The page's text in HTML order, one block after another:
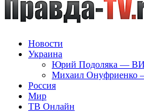
Новости
Украина
Юрий Подоляка —
Михаил Онуфриенко
Россия
Мир
ТВ Онлайн